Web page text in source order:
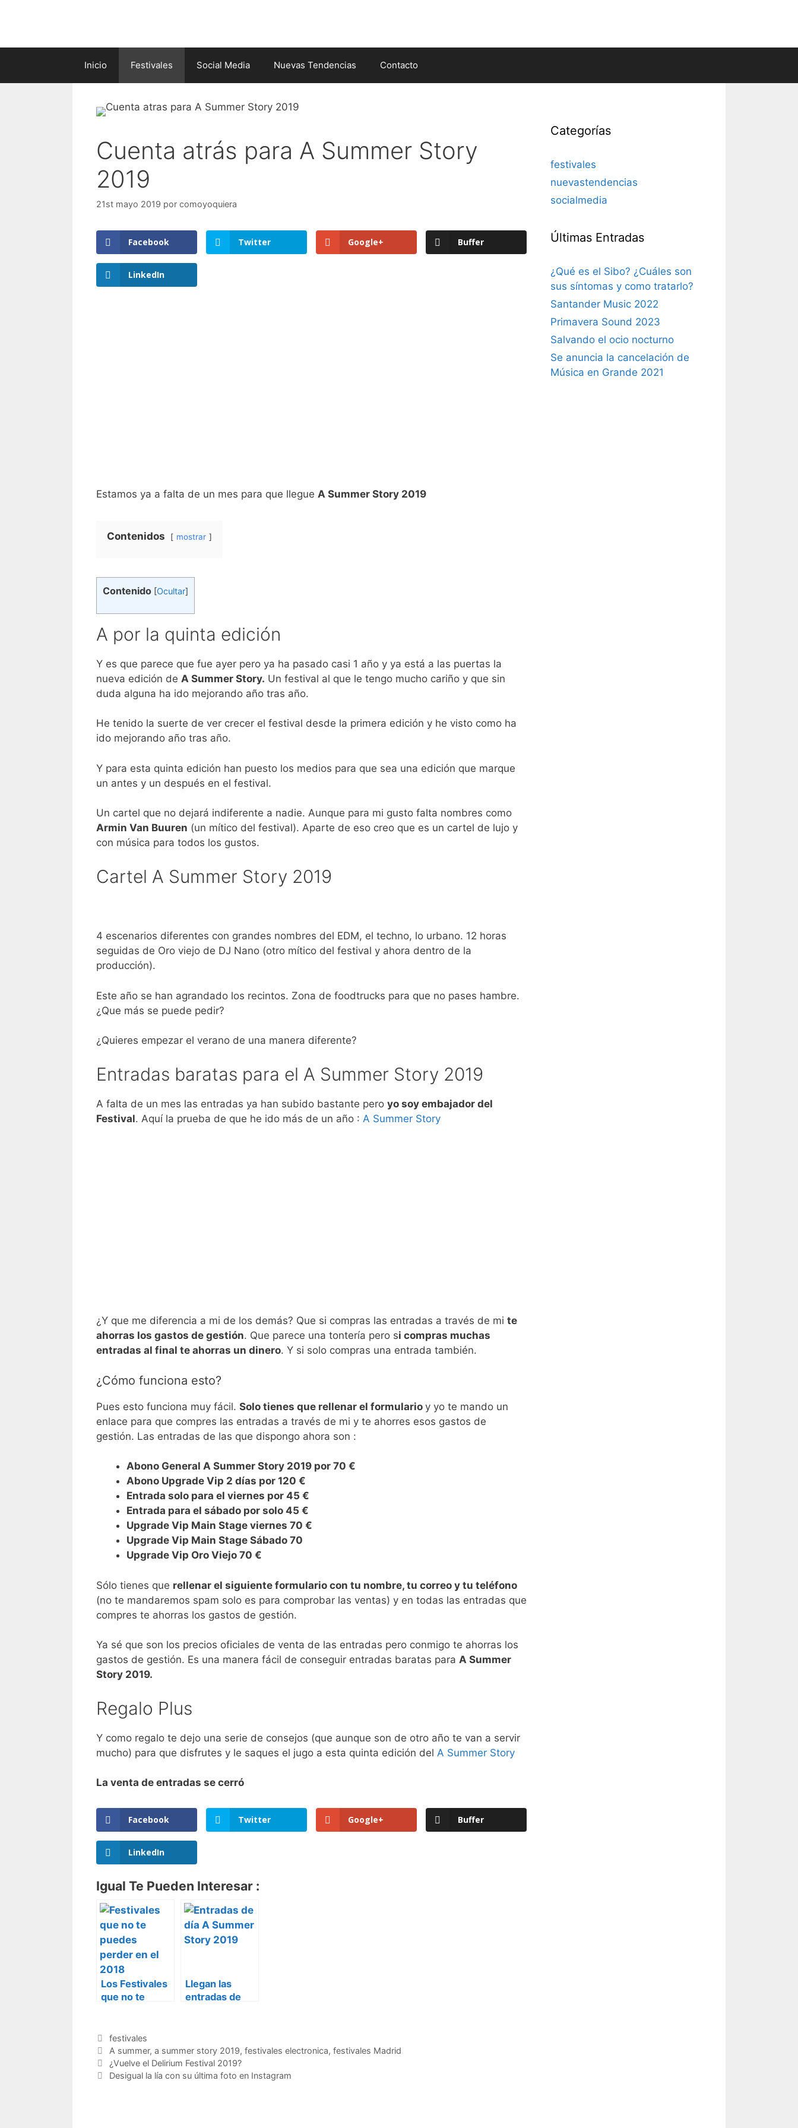
Inicio Festivales Social Media Nuevas Tendencias Contacto
Cuenta atrás para A Summer Story
2019
21st mayo 2019 por comoyoquiera
Facebook Twitter Google+ Buffer
LinkedIn
Estamos ya a falta de un mes para que llegue A Summer Story 2019
Contenidos mostrar
Contenido [Ocultar]
A por la quinta edición
Y es que parece que fue ayer pero ya ha pasado casi 1 año y ya está a las puertas la
nueva edición de A Summer Story. Un festival al que le tengo mucho cariño y que sin
duda alguna ha ido mejorando año tras año.
He tenido la suerte de ver crecer el festival desde la primera edición y he visto como ha
ido mejorando año tras año.
Y para esta quinta edición han puesto los medios para que sea una edición que marque
un antes y un después en el festival.
Un cartel que no dejará indiferente a nadie. Aunque para mi gusto falta nombres como
Armin Van Buuren (un mítico del festival). Aparte de eso creo que es un cartel de lujo y
con música para todos los gustos.
Cartel A Summer Story 2019
4 escenarios diferentes con grandes nombres del EDM, el techno, lo urbano. 12 horas
seguidas de Oro viejo de DJ Nano (otro mítico del festival y ahora dentro de la
producción).
Este año se han agrandado los recintos. Zona de foodtrucks para que no pases hambre.
¿Que más se puede pedir?
¿Quieres empezar el verano de una manera diferente?
Entradas baratas para el A Summer Story 2019
A falta de un mes las entradas ya han subido bastante pero yo soy embajador del
Festival. Aquí la prueba de que he ido más de un año : A Summer Story
¿Y que me diferencia a mi de los demás? Que si compras las entradas a través de mi te
ahorras los gastos de gestión. Que parece una tontería pero si compras muchas
entradas al final te ahorras un dinero. Y si solo compras una entrada también.
¿Cómo funciona esto?
Pues esto funciona muy fácil. Solo tienes que rellenar el formulario y yo te mando un
enlace para que compres las entradas a través de mi y te ahorres esos gastos de
gestión. Las entradas de las que dispongo ahora son :
Abono General A Summer Story 2019 por 70 €
Abono Upgrade Vip 2 días por 120 €
Entrada solo para el viernes por 45 €
Entrada para el sábado por solo 45 €
Upgrade Vip Main Stage viernes 70 €
Upgrade Vip Main Stage Sábado 70
Upgrade Vip Oro Viejo 70 €
Sólo tienes que rellenar el siguiente formulario con tu nombre, tu correo y tu teléfono
(no te mandaremos spam solo es para comprobar las ventas) y en todas las entradas que
compres te ahorras los gastos de gestión.
Ya sé que son los precios oficiales de venta de las entradas pero conmigo te ahorras los
gastos de gestión. Es una manera fácil de conseguir entradas baratas para A Summer
Story 2019.
Regalo Plus
Y como regalo te dejo una serie de consejos (que aunque son de otro año te van a servir
mucho) para que disfrutes y le saques el jugo a esta quinta edición del A Summer Story
La venta de entradas se cerró
Facebook Twitter Google+ Buffer
LinkedIn
Igual Te Pueden Interesar :
Los Festivales
que no te
Llegan las
entradas de
Categorías
festivales
Etiquetas
A summer, a summer story 2019, festivales electronica, festivales Madrid
¿Vuelve el Delirium Festival 2019?
Desigual la lía con su última foto en Instagram
Categorías
festivales
nuevastendencias
socialmedia
Últimas Entradas
¿Qué es el Sibo? ¿Cuáles son
sus síntomas y como tratarlo?
Santander Music 2022
Primavera Sound 2023
Salvando el ocio nocturno
Se anuncia la cancelación de
Música en Grande 2021